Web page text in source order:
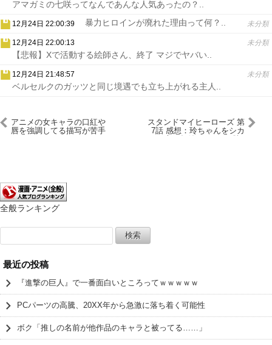
アマガミの七咲ってなんであんな人気あったの？..
12月24日 22:00:39 未分類
暴力ヒロインが廃れた理由って何？..
12月24日 22:00:13 未分類
【悲報】Xで活動する絵師さん、終了 マジでヤバい..
12月24日 21:48:57 未分類
ベルセルクのガッツと同じ境遇でも立ち上がれる主人..
アニメの女キャラの口紅や
唇を強調してる描写が苦手
スタンドマイヒーローズ 第
7話 感想：玲ちゃんをシカ
全般ランキング
索:
最近の投稿
『進撃の巨人』で一番面白いところってｗｗｗｗｗ
PCパーツの高騰、20XX年から急激に落ち着く可能性
ボク「推しの名前が他作品のキャラと被ってる……」